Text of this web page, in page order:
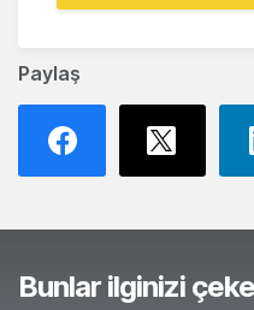
Paylaş
Bunlar ilginizi